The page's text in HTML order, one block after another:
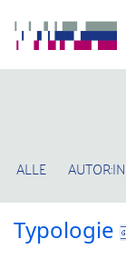
ALLE
Typologie